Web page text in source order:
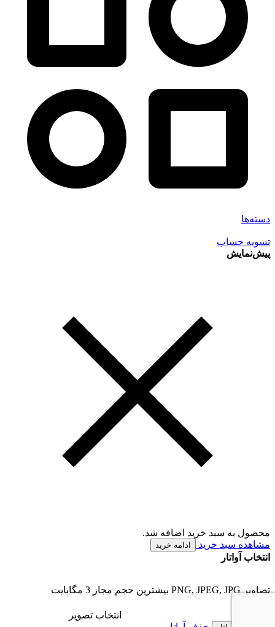
دسته‌ها
تسویه حساب
پیش‌نمایش
محصول به سبد خرید اضافه شد.
مشاهده سبد خرید
ادامه خرید
انتخاب آواتار
تصاویر PNG, JPEG, JPG بیشترین حجم مجاز 3 مگابایت
انتخاب تصویر